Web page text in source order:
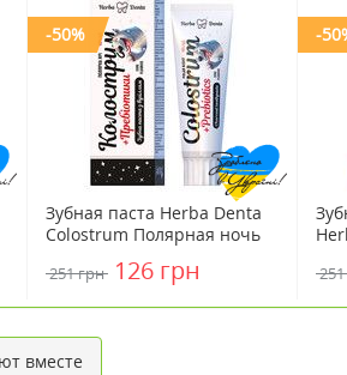
-50%
Зубная паста Herba Denta
Colostrum Полярная ночь
251 грн 126 грн
-
вместе